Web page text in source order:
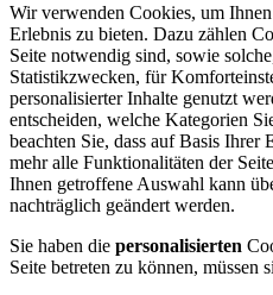
Wir verwenden Cookies, um
Erlebnis zu bieten. Dazu zählen
Seite notwendig sind, sowie
Statistikzwecken, für
personalisierter Inhalte genutzt
entscheiden, welche Kategorien
beachten Sie, dass auf Basis
mehr alle Funktionalitäten der
Ihnen getroffene Auswahl kann
nachträglich geändert werden.
Sie haben die personalisierten
Seite betreten zu können, müssen